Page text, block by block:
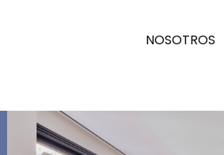
NOSOTROS